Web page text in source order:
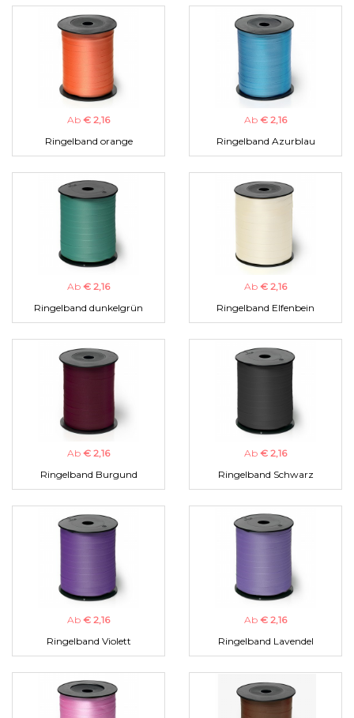
Ab € 2,16
Ringelband orange
Ab € 2,16
Ringelband Azurblau
Ab € 2,16
Ringelband dunkelgrün
Ab € 2,16
Ringelband Elfenbein
Ab € 2,16
Ringelband Burgund
Ab € 2,16
Ringelband Schwarz
Ab € 2,16
Ringelband Violett
Ab € 2,16
Ringelband Lavendel